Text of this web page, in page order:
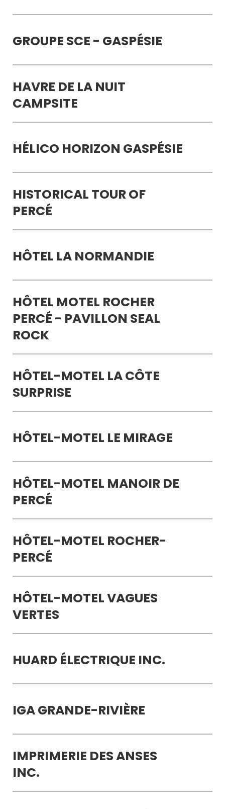
GROUPE SCE - GASPÉSIE
HAVRE DE LA NUIT
CAMPSITE
HÉLICO HORIZON GASPÉSIE
HISTORICAL TOUR OF
PERCÉ
HÔTEL LA NORMANDIE
HÔTEL MOTEL ROCHER
PERCÉ - PAVILLON SEAL
ROCK
HÔTEL-MOTEL LA CÔTE
SURPRISE
HÔTEL-MOTEL LE MIRAGE
HÔTEL-MOTEL MANOIR DE
PERCÉ
HÔTEL-MOTEL ROCHER-
PERCÉ
HÔTEL-MOTEL VAGUES
VERTES
HUARD ÉLECTRIQUE INC.
IGA GRANDE-RIVIÈRE
IMPRIMERIE DES ANSES
INC.